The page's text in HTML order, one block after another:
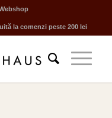
la comenzi peste 200 lei